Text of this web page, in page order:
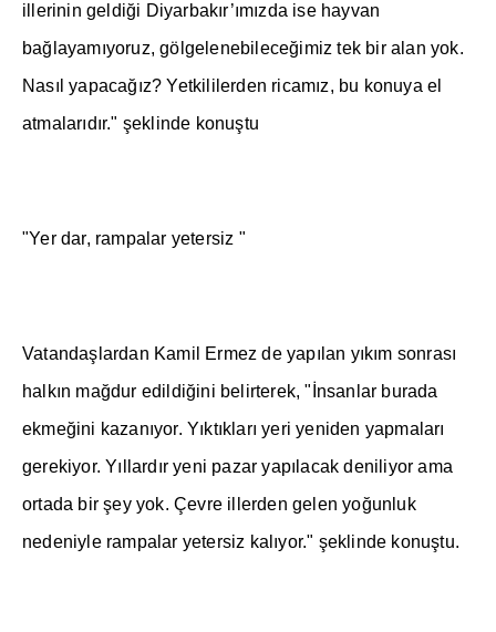
illerinin geldiği Diyarbakır’ımızda ise hayvan
bağ layamıyoruz, gölgelenebileceğimiz tek bir alan yok.
Nası l yapacağız? Yetkililerden ricamız, bu konuya el
atmalarıdır." şeklinde konuştu
"Yer dar, rampalar yetersiz "
Vatandaş lardan Kamil Ermez de yapı lan yıkım sonrası
halkın mağdur edildiğini belirterek, " nsanlar burada
ekmeğini kazanıyor. Yıktıkları yeri yeniden yapmaları
gerekiyor. Yı llard ır yeni pazar yapı lacak deniliyor ama
ortada birşey yok. Çevre illerden gelen yoğunluk
nedeniyle rampalar yetersiz kal ıyor." şeklinde konuştu.